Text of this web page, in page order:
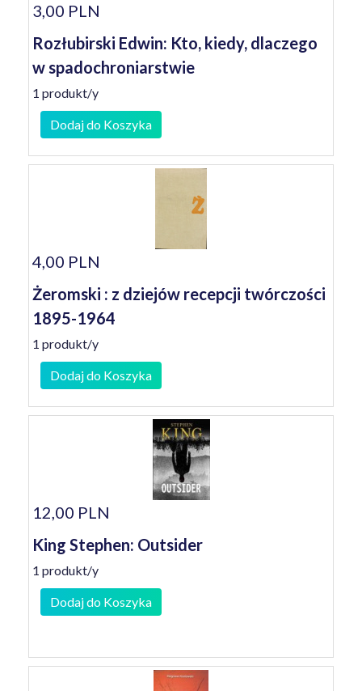
3,00 PLN
Rozłubirski Edwin: Kto, kiedy, dlaczego
w spadochroniarstwie
1 produkt/y
Dodaj do Koszyka
4,00 PLN
Żeromski : z dziejów recepcji twórczości
1895-1964
1 produkt/y
Dodaj do Koszyka
12,00 PLN
King Stephen: Outsider
1 produkt/y
Dodaj do Koszyka